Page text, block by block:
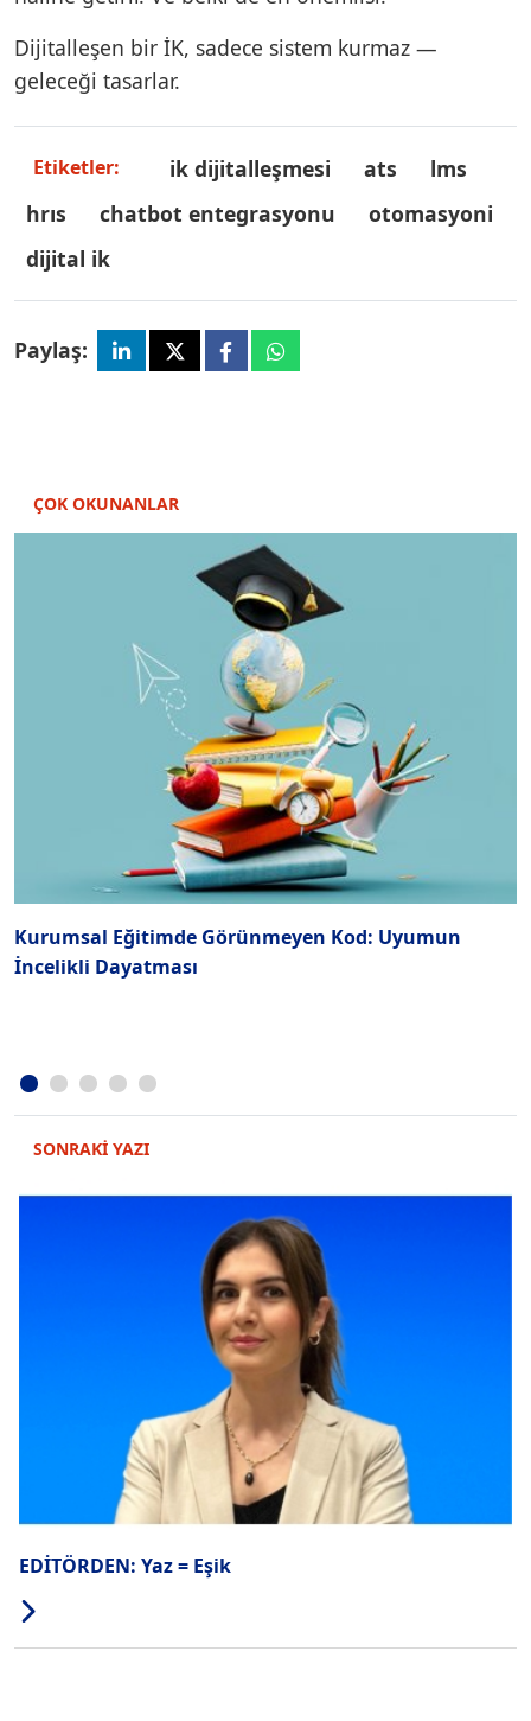
Dijitalleşen bir İK, sadece sistem kurmaz —
geleceği tasarlar.
Etiketler: i̇k dijitalleşmesi ats
lms
hris
chatbot entegrasyonu
otomasyoni
dijital i̇k
Paylaş:
ÇOK OKUNANLAR
Kurumsal Eğitimde Görünmeyen Kod: Uyumun
İncelikli Dayatması
SONRAKİ YAZI
EDİTÖRDEN: Yaz = Eşik